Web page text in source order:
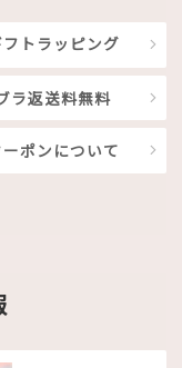
フトラッピング
ラ返送料無料
ーポンについて